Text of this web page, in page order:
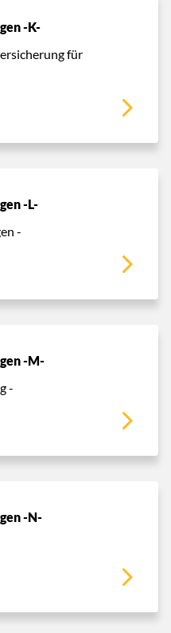
-K-
für
-L-
-
-M-
-
-N-